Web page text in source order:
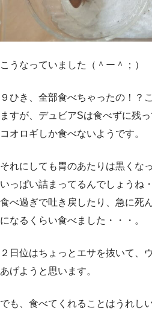
こうなっていました（＾ー＾；）
９ひき、全部食べちゃったの！？
ますが、デュビアSは食べずに残っ
コオロギしか食べないようです。
それにしても胃のあたりは黒くな
いっぱい詰まってるんでしょうね・
食べ過ぎで吐き戻したり、急に死
になるくらい食べました・・・。
２日位はちょっとエサを抜いて、
あげようと思います。
でも、食べてくれることはうれし